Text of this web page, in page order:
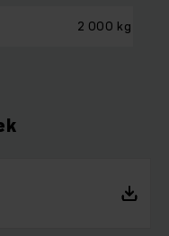
2 000 kg